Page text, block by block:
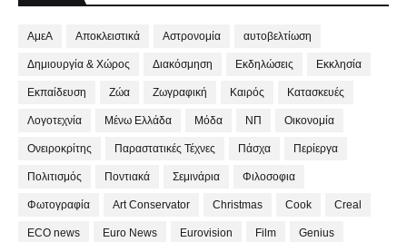
ΑμεΑ Αποκλειστικά Αστρονομία αυτοβελτίωση
Δημιουργία & Χώρος Διακόσμηση Εκδηλώσεις Εκκλησία
Εκπαίδευση Ζώα Ζωγραφική Καιρός Κατασκευές
Λογοτεχνία Μένω Ελλάδα Μόδα ΝΠ Οικονομία
Ονειροκρίτης Παραστατικές Τέχνες Πάσχα Περίεργα
Πολιτισμός Ποντιακά Σεμινάρια Φιλοσοφια
Φωτογραφία Art Conservator Christmas Cook Creal
ECO news Euro News Eurovision Film Genius